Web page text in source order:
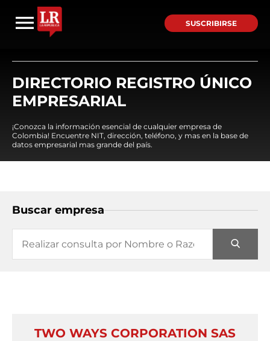
SUSCRIBIRSE
DIRECTORIO REGISTRO ÚNICO
EMPRESARIAL
¡Conozca la información esencial de cualquier empresa de
Colombia! Encuentre NIT, dirección, teléfono, y mas en la base de
datos empresarial mas grande del país.
Buscar empresa
TWO WAYS CORPORATION SAS